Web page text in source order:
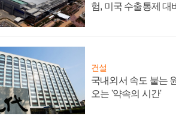
험, 미국 수출통제 대
건설
국내외서 속도 붙는
오는 '약속의 시간'